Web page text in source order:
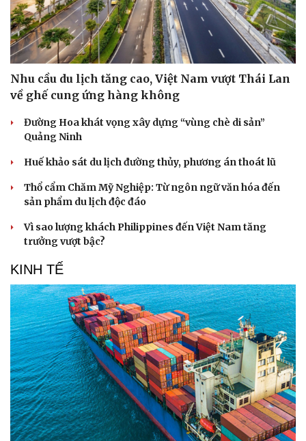
Nhu cầu du lịch tăng cao, Việt Nam vượt Thái Lan
về ghế cung ứng hàng không
Đường Hoa khát vọng xây dựng “vùng chè di sản”
Quảng Ninh
Huế khảo sát du lịch đường thủy, phương án thoát lũ
Thổ cẩm Chăm Mỹ Nghiệp: Từ ngôn ngữ văn hóa đến
sản phẩm du lịch độc đáo
Vì sao lượng khách Philippines đến Việt Nam tăng
trưởng vượt bậc?
KINH TẾ